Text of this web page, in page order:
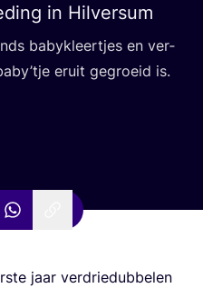
in Hilversum
baby­kleer­tjes en ver­
eruit gegroeid is.
jaar ver­drie­dub­be­len